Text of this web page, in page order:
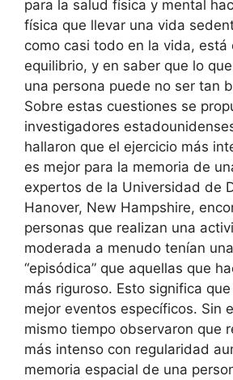
para la salud física y mental
física que llevar una vida
como casi todo en la vida, está
equilibrio, y en saber que lo
una persona puede no ser tan
Sobre estas cuestiones se
investigadores
hallaron que el ejercicio más
es mejor para la memoria de
expertos de la Universidad de
Hanover, New Hampshire,
personas que realizan una
moderada a menudo tenían
“episódica” que aquellas que
más riguroso. Esto significa
mejor eventos específicos. Sin
mismo tiempo observaron que
más intenso con regularidad
memoria espacial de una